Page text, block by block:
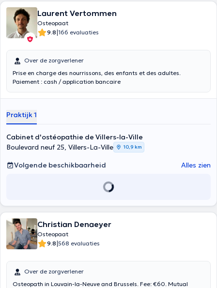
Laurent Vertommen
Osteopaat
9.8|166 evaluaties
Over de zorgverlener
Prise en charge des nourrissons, des enfants et des adultes.
Paiement : cash / application bancaire
Praktijk 1
Cabinet d'ostéopathie de Villers-la-Ville
Boulevard neuf 25, Villers-La-Ville
10,9 km
Volgende beschikbaarheid Alles zien
Christian Denaeyer
Osteopaat
9.8|568 evaluaties
Over de zorgverlener
Osteopath in Louvain-la-Neuve and Brussels. Fee: €60. Mutual